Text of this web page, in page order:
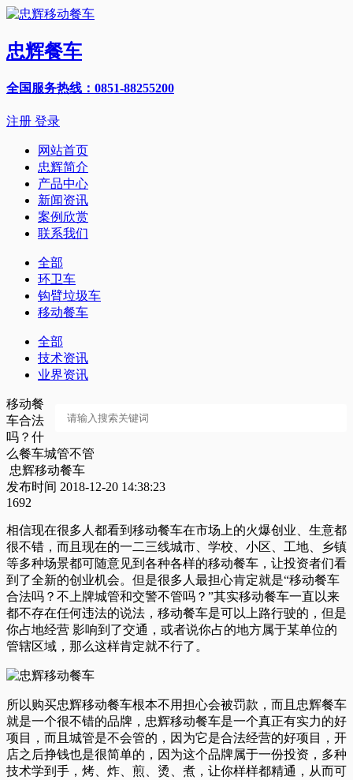
忠辉餐车
全国服务热线：0851-88255200
注册 登录
网站首页
忠辉简介
产品中心
新闻资讯
案例欣赏
联系我们
全部
环卫车
钩臂垃圾车
移动餐车
全部
技术资讯
业界资讯
移动餐
车合法
吗？什
么餐车城管不管
忠辉移动餐车
发布时间 2018-12-20 14:38:23
1692
相信现在很多人都看到移动餐车在市场上的火爆创业、生意都
很不错，而且现在的一二三线城市、学校、小区、工地、乡镇
等多种场景都可随意见到各种各样的移动餐车，让投资者们看
到了全新的创业机会。但是很多人最担心肯定就是“移动餐车
合法吗？不上牌城管和交警不管吗？”其实移动餐车一直以来
都不存在任何违法的说法，移动餐车是可以上路行驶的，但是
你占地经营 影响到了交通，或者说你占的地方属于某单位的
管辖区域，那么这样肯定就不行了。
所以购买忠辉移动餐车根本不用担心会被罚款，而且忠辉餐车
就是一个很不错的品牌，忠辉移动餐车是一个真正有实力的好
项目，而且城管是不会管的，因为它是合法经营的好项目，开
店之后挣钱也是很简单的，因为这个品牌属于一份投资，多种
技术学到手，烤、炸、煎、烫、煮，让你样样都精通，从而可